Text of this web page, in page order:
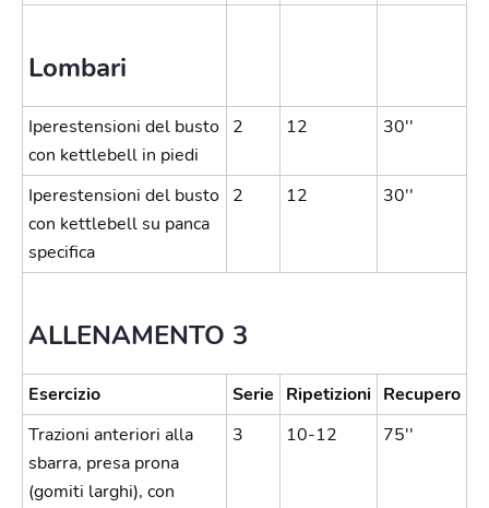
Lombari
Iperestensioni del busto
con kettlebell in piedi
2 12 30''
Iperestensioni del busto
con kettlebell su panca
specifica
2 12 30''
ALLENAMENTO 3
Esercizio Serie Ripetizioni Recupero
Trazioni anteriori alla
sbarra, presa prona
(gomiti larghi), con
3 10-12 75''